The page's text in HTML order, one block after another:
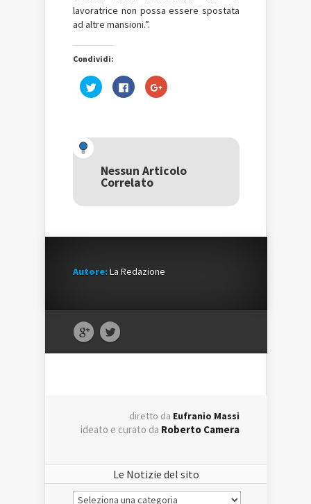
lavoratrice non possa essere spostata
ad altre mansioni.”.
Condividi:
Fai
clic
una
nuova
finestra)
Fai
clic
nuova
finestra)
Fai
clic
una
nuova
Nessun Articolo
Correlato
Autore:La Redazione
diretto da Eufranio Massi
ideato e curato da Roberto Camera
Le Notizie del sito
Le